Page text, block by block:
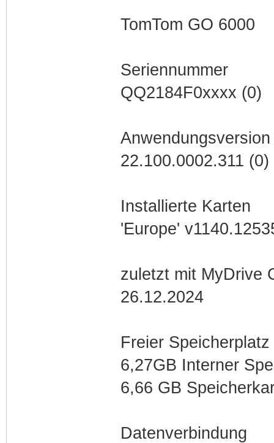
TomTom GO 6000
Seriennummer
QQ2184F0xxxx (0)
Anwendungsversion
22.100.0002.311
Installierte Karten
'Europe'
zuletzt mit MyDrive
26.12.2024
Freier Speicherplatz
6,27GB Interner
6,66 GB
Datenverbindung